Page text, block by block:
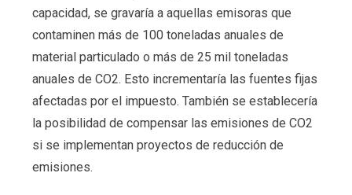
capacidad, se gravaría a aquellas emisoras que
contaminen más de 100 toneladas anuales de
material particulado o más de 25 mil toneladas
anuales de CO2. Esto incrementaría las fuentes fijas
afectadas por el impuesto. También se establecería
la posibilidad de compensar las emisiones de CO2
si se implementan proyectos de reducción de
emisiones.